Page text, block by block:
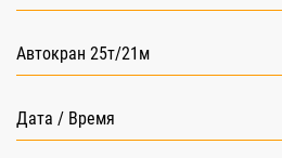
Автокран 25т/21м